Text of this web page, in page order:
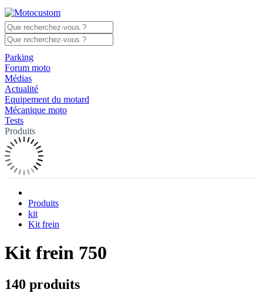
Parking
Forum moto
Médias
Actualité
Equipement du motard
Mécanique moto
Tests
Produits
Produits
kit
Kit frein
Kit frein 750
140 produits